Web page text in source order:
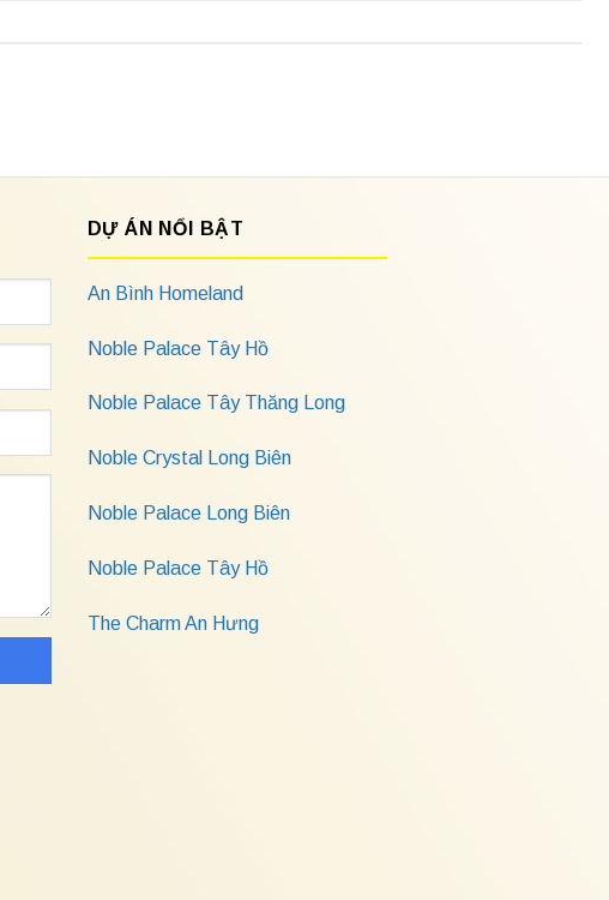
DỰ ÁN NỔI BẬT
An Bình Homeland
Noble Palace Tây Hồ
Noble Palace Tây Thăng Long
Noble Crystal Long Biên
Noble Palace Long Biên
Noble Palace Tây Hồ
The Charm An Hưng